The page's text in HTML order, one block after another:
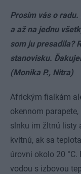
Prosím vás o
a až na jednu
som ju presadila?
stanovisku.
(Monika P., Nitra)
Africkým fialkám
okennom
slnku im žltnú listy
kvitnú, ak sa
úrovni okolo 20
vodou s izbovou